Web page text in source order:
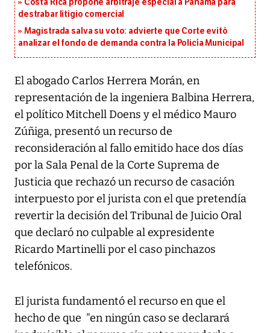
Costa Rica propone arbitraje especial a Panamá para
destrabar litigio comercial
Magistrada salva su voto: advierte que Corte evitó
analizar el fondo de demanda contra la Policía Municipal
El abogado Carlos Herrera Morán, en
representación de la ingeniera Balbina Herrera,
el político Mitchell Doens y el médico Mauro
Zúñiga, presentó un recurso de
reconsideración al fallo emitido hace dos días
por la Sala Penal de la Corte Suprema de
Justicia que rechazó un recurso de casación
interpuesto por el jurista con el que pretendía
revertir la decisión del Tribunal de Juicio Oral
que declaró no culpable al expresidente
Ricardo Martinelli por el caso pinchazos
telefónicos.
El jurista fundamentó el recurso en que el
hecho de que "en ningún caso se declarará